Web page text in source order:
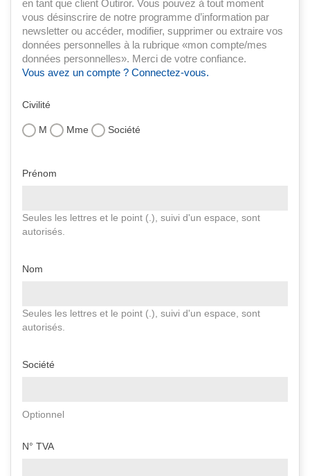
en tant que client Outiror. Vous pouvez à tout moment
vous désinscrire de notre programme d’information par
newsletter ou accéder, modifier, supprimer ou extraire vos
données personnelles à la rubrique «mon compte/mes
données personnelles». Merci de votre confiance.
Vous avez un compte ? Connectez-vous.
Civilité
M Mme Société
Prénom
Seules les lettres et le point (.), suivi d'un espace, sont
autorisés.
Nom
Seules les lettres et le point (.), suivi d'un espace, sont
autorisés.
Société
Optionnel
N° TVA